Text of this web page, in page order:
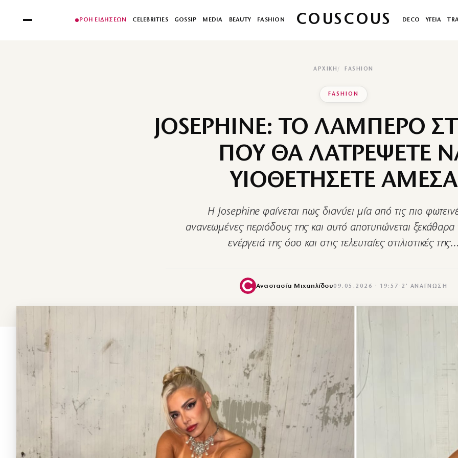
ΡΟΗ ΕΙΔΗΣΕΩΝ CELEBRITIES GOSSIP MEDIA BEAUTY FASHION COUSCOUS DECO ΥΓΕΙΑ
ΑΡΧΙΚΉ FASHION
FASHION
JOSEPHINE: ΤΟ ΛΑΜΠΕΡΟ
ΠΟΥ ΘΑ ΛΑΤΡΕΨΕΤΕ
ΥΙΟΘΕΤΗΣΕΤΕ ΑΜΕΣΑ
Η Josephine φαίνεται πως διανύει μία από τις πιο
ανανεωμένες περιόδους της και αυτό αποτυπώνεται
ενέργειά της όσο και στις τελευταίες στιλιστικές
Αναστασία Μιχαηλίδου09.05.2026 · 19:57 · 2′ ΑΝΆΓΝΩΣΗ